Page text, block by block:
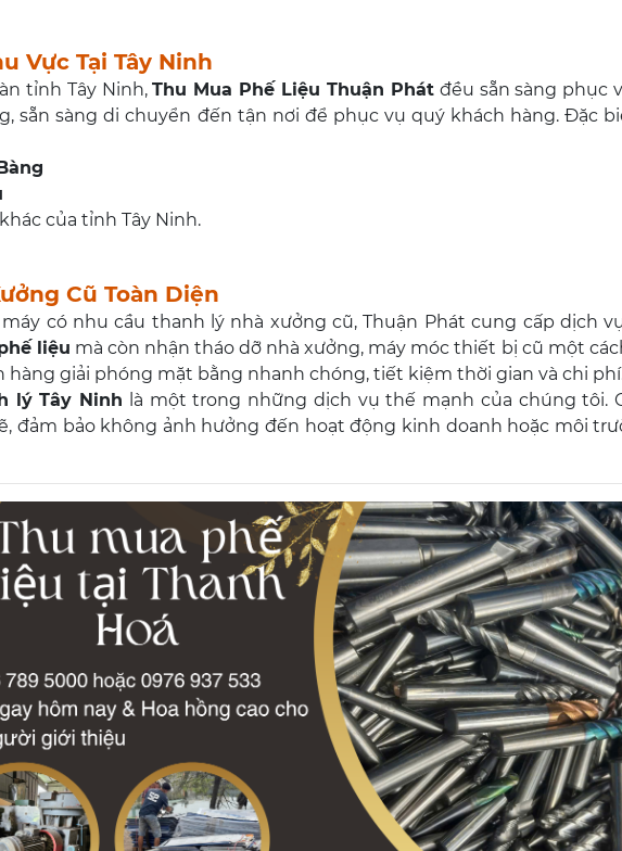
Vực Tại Tây Ninh
tỉnh Tây Ninh,Thu Mua Phế Liệu Thuận Phátđều sẵn sàng phục
sẵn sàng di chuyển đến tận nơi để phục vụ quý khách hàng. Đặc
của tỉnh Tây Ninh.
Cũ Toàn Diện
có nhu cầu thanh lý nhà xưởng cũ, Thuận Phát cung cấp dịch
liệu mà còn nhận tháo dỡ nhà xưởng, máy móc thiết bị cũ một
giải phóng mặt bằng nhanh chóng, tiết kiệm thời gian và chi
lý Tây Ninh là một trong những dịch vụ thế mạnh của chúng tôi.
đảm bảo không ảnh hưởng đến hoạt động kinh doanh hoặc môi